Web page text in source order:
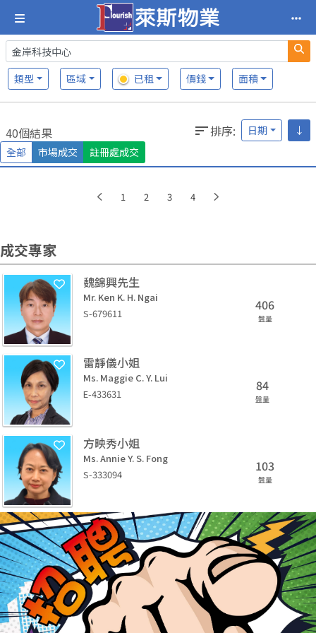
類型 區域 已租 價錢 面積
40個結果 排序: 日期
↓
全部
市場成交 註冊處成交
1 2 3 4
成交專家
魏錦興先生
Mr. Ken K. H. Ngai
S-679611
406
盤量
雷靜儀小姐
Ms. Maggie C. Y. Lui
E-433631
84
盤量
方映秀小姐
Ms. Annie Y. S. Fong
S-333094
103
盤量